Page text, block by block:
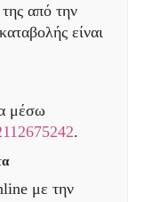
από την
είναι
μέσω
.
με την